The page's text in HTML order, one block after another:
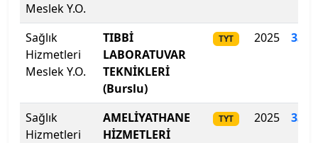
İstanbul Medeniyet Üniversitesi
İstanbul Medipol Üniversitesi
İstanbul Nişantaşı Üniversitesi
İstanbul Okan Üniversitesi
Meslek Y.O.
Sağlık
Hizmetleri
Meslek Y.O.
TIBBİ
LABORATUVAR
TEKNİKLERİ
(Burslu)
TYT 2025 336
Sağlık
Hizmetleri
AMELİYATHANE
HİZMETLERİ
TYT 2025